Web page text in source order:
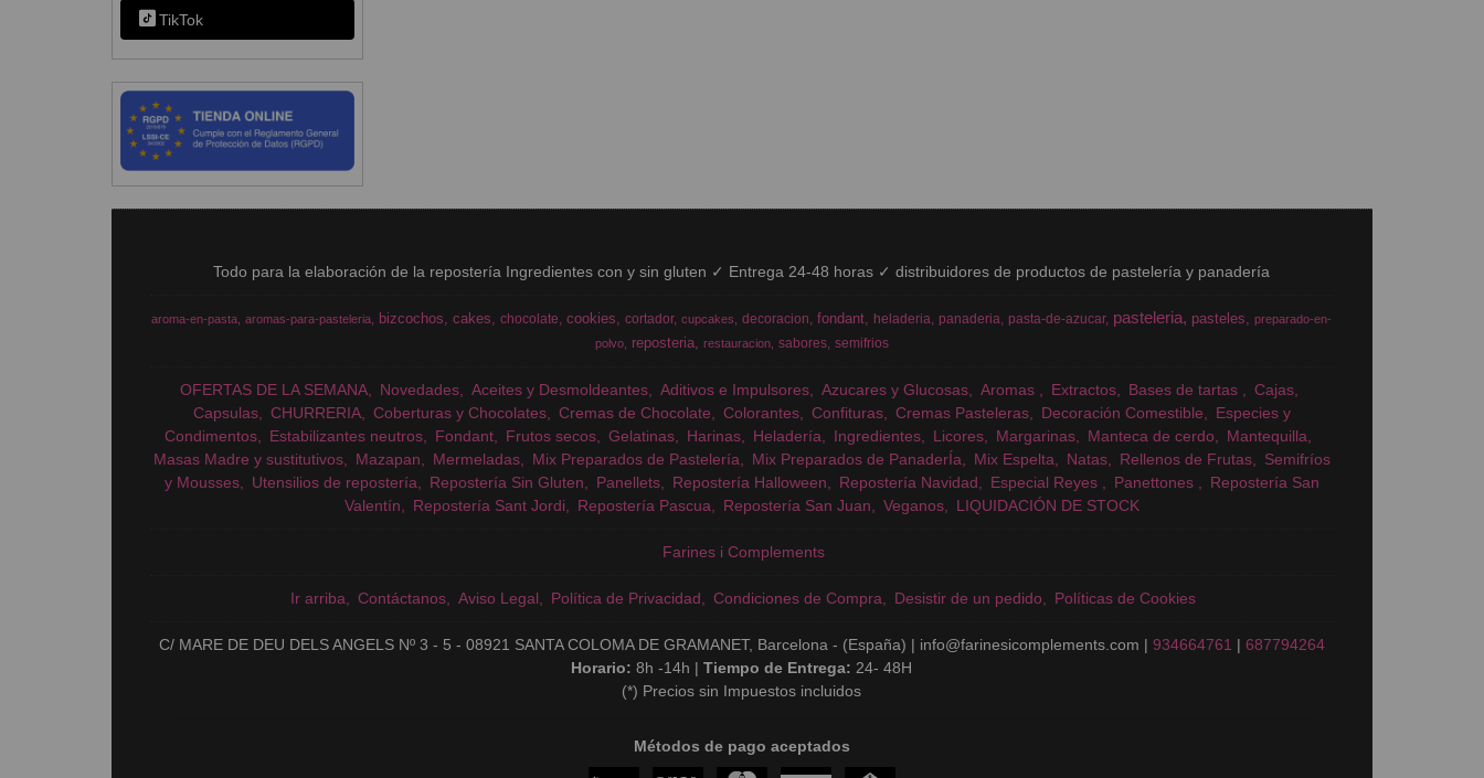
TikTok
Todo para la elaboración de la repostería Ingredientes con y sin gluten ✓ Entrega 24-48 horas ✓ distribuidores de productos de pastelería y panadería
aroma-en-pasta aromas-para-pasteleria bizcochos cakes chocolate cookies cortador cupcakes decoracion fondant heladeria panaderia pasta-de-azucar pasteleria pasteles
preparado-en-
polvo
reposteria restauracion sabores semifrios
OFERTAS DE LA SEMANA Novedades Aceites y Desmoldeantes Aditivos e Impulsores Azucares y Glucosas Aromas Extractos Bases de tartas
Cajas
Capsulas
CHURRERIA Coberturas y Chocolates Cremas de Chocolate Colorantes Confituras Cremas Pasteleras Decoración Comestible
Especies y
Condimentos
Estabilizantes neutros Fondant Frutos secos Gelatinas Harinas Heladería Ingredientes Licores Margarinas Manteca de cerdo
Mantequilla
Masas Madre y sustitutivos
Mazapan Mermeladas Mix Preparados de Pastelería Mix Preparados de PanaderÍa Mix Espelta Natas Rellenos de Frutas
Semifríos
y Mousses
Utensilios de repostería Repostería Sin Gluten Panellets Repostería Halloween Repostería Navidad Especial Reyes Panettones
Repostería San
Valentín
Repostería Sant Jordi Repostería Pascua Repostería San Juan Veganos LIQUIDACIÓN DE STOCK
Farines i Complements
Ir arriba Contáctanos Aviso Legal Política de Privacidad Condiciones de Compra Desistir de un pedido Políticas de Cookies
C/ MARE DE DEU DELS ANGELS Nº 3 - 5 - 08921 SANTA COLOMA DE GRAMANET, Barcelona - (España) | info@farinesicomplements.com | 934664761 | 687794264
Horario:8h -14h |Tiempo de Entrega: 24- 48H
(*) Precios sin Impuestos incluidos
Métodos de pago aceptados